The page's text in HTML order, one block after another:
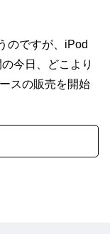
のですが、iPod
今日、どこより
スの販売を開始